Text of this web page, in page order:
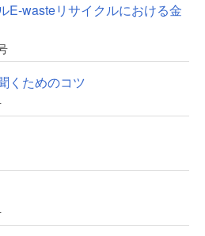
E-wasteリサイクルにおける金
くためのコツ